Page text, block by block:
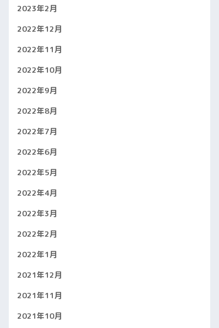
2023年2月
2022年12月
2022年11月
2022年10月
2022年9月
2022年8月
2022年7月
2022年6月
2022年5月
2022年4月
2022年3月
2022年2月
2022年1月
2021年12月
2021年11月
2021年10月